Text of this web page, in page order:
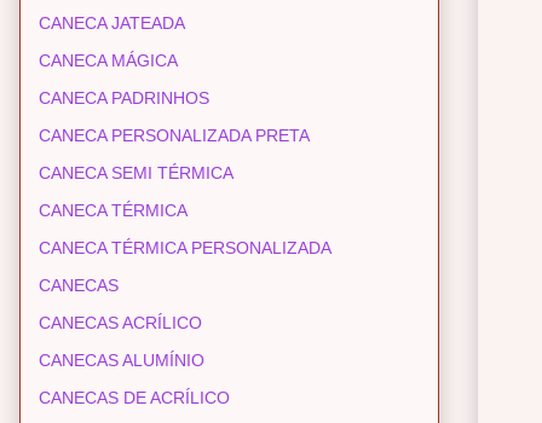
CANECA JATEADA
CANECA MÁGICA
CANECA PADRINHOS
CANECA PERSONALIZADA PRETA
CANECA SEMI TÉRMICA
CANECA TÉRMICA
CANECA TÉRMICA PERSONALIZADA
CANECAS
CANECAS ACRÍLICO
CANECAS ALUMÍNIO
CANECAS DE ACRÍLICO